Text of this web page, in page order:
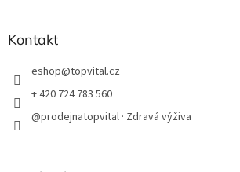
Kontakt
eshop@topvital.cz
+ 420 724 783 560
@prodejnatopvital · Zdravá výživa